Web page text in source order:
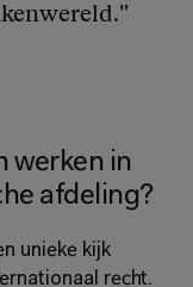
werken in
afdeling?
unieke kijk
recht.